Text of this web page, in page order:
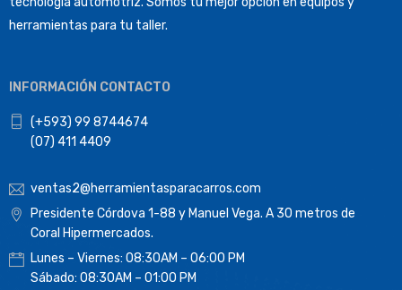
herramientas para tu taller.
INFORMACIÓN CONTACTO
(+593) 99 8744674
(07) 411 4409
ventas2@herramientasparacarros.com
Presidente Córdova 1-88 y Manuel Vega. A 30 metros de
Coral Hipermercados.
Lunes – Viernes: 08:30AM – 06:00 PM
Sábado: 08:30AM – 01:00 PM